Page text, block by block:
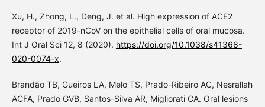
Xu, H., Zhong, L., Deng, J. et al. High expression of ACE2
receptor of 2019-nCoV on the epithelial cells of oral mucosa.
Int J Oral Sci 12, 8 (2020). https://doi.org/10.1038/s41368-
020-0074-x.
Brandão TB, Gueiros LA, Melo TS, Prado-Ribeiro AC, Nesrallah
ACFA, Prado GVB, Santos-Silva AR, Migliorati CA. Oral lesions